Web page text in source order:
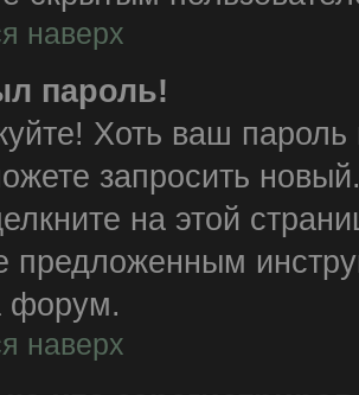
наверх
пароль!
Хоть ваш
запросить
на этой
предложенным
форум.
наверх